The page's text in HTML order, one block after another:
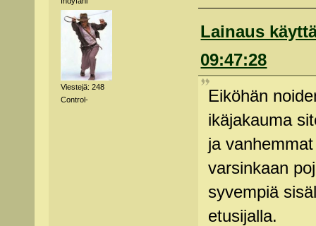
Viestejä: 248
Control-
Lainaus
09:47:28
Eiköhän
ikäjakauma
ja
varsinkaan
syvempiä
etusijalla.